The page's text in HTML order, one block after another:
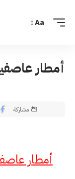
Aa
أمطار
مشاركة
أمطار